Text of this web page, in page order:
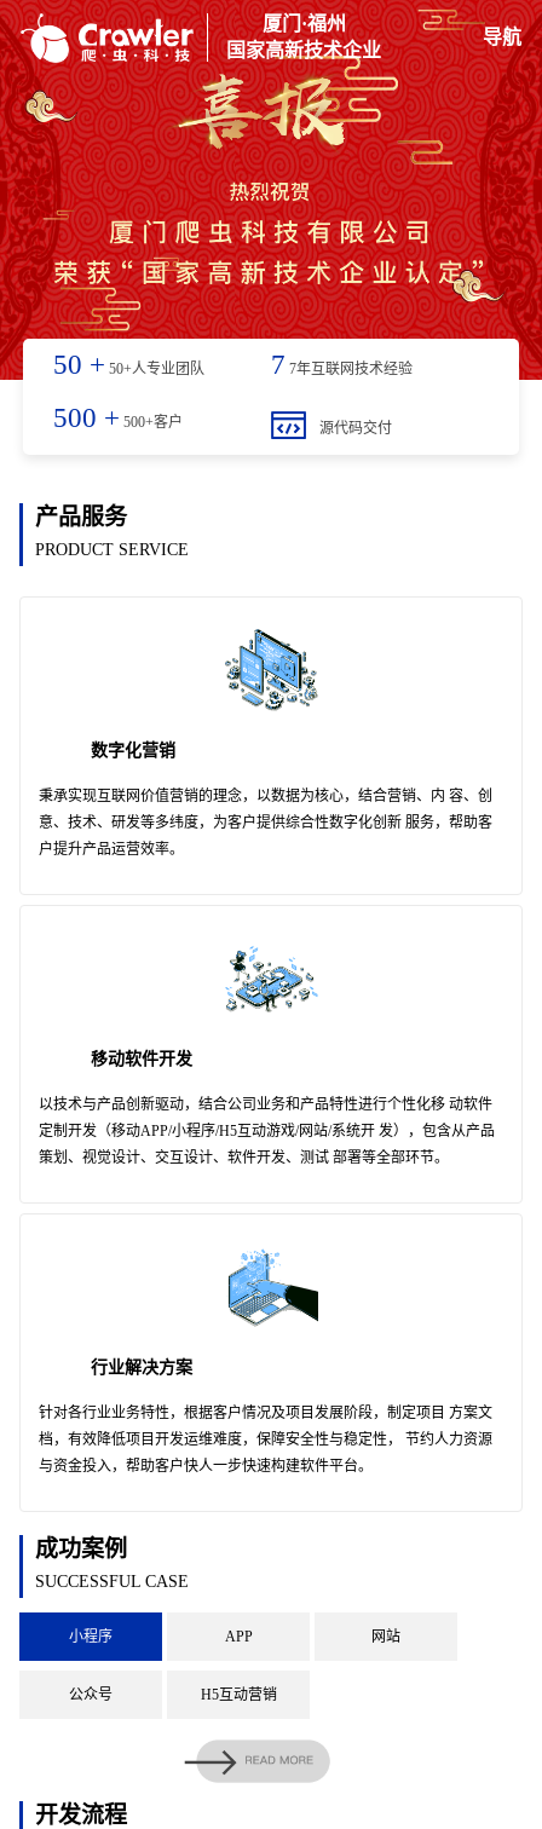
厦门·福州
国家高新技术企业
导航
50 + 50+人专业团队 7 7年互联网技术经验
500 + 500+客户 源代码交付
产品服务
PRODUCT SERVICE
数字化营销
秉承实现互联网价值营销的理念，以数据为核心，结合营销、内 容、创
意、技术、研发等多纬度，为客户提供综合性数字化创新 服务，帮助客
户提升产品运营效率。
移动软件开发
以技术与产品创新驱动，结合公司业务和产品特性进行个性化移 动软件
定制开发（移动APP/小程序/H5互动游戏/网站/系统开 发），包含从产品
策划、视觉设计、交互设计、软件开发、测试 部署等全部环节。
行业解决方案
针对各行业业务特性，根据客户情况及项目发展阶段，制定项目 方案文
档，有效降低项目开发运维难度，保障安全性与稳定性， 节约人力资源
与资金投入，帮助客户快人一步快速构建软件平台。
成功案例
SUCCESSFUL CASE
小程序 APP 网站
公众号 H5互动营销
开发流程